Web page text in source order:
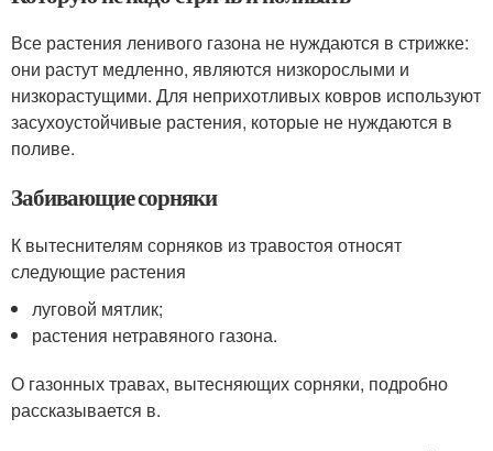
Все растения ленивого газона не нуждаются в стрижке:
они растут медленно, являются низкорослыми и
низкорастущими. Для неприхотливых ковров используют
засухоустойчивые растения, которые не нуждаются в
поливе.
Забивающие сорняки
К вытеснителям сорняков из травостоя относят
следующие растения
луговой мятлик;
растения нетравяного газона.
О газонных травах, вытесняющих сорняки, подробно
рассказывается в.